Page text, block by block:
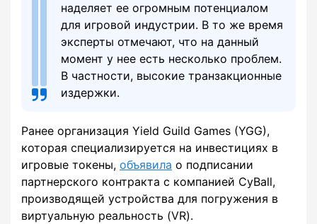
наделяет ее огромным потенциалом
для игровой индустрии. В то же время
эксперты отмечают, что на данный
момент у нее есть несколько проблем.
В частности, высокие транзакционные
издержки.
Ранее организация Yield Guild Games (YGG),
которая специализируется на инвестициях в
игровые токены, объявила о подписании
партнерского контракта с компанией CyBall,
производящей устройства для погружения в
виртуальную реальность (VR).